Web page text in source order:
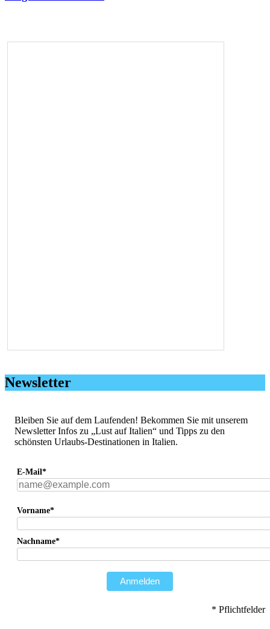
Newsletter
Bleiben Sie auf dem Laufenden! Bekommen Sie mit unserem
Newsletter Infos zu „Lust auf Italien“ und Tipps zu den
schönsten Urlaubs-Destinationen in Italien.
E-Mail*
Vorname*
Nachname*
Anmelden
* Pflichtfelder